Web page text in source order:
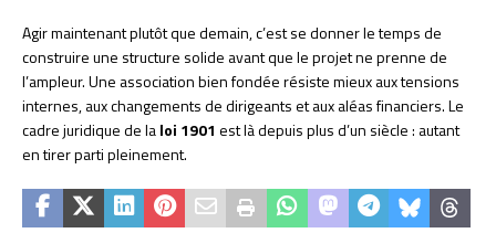
Agir maintenant plutôt que demain, c’est se donner le temps de
construire une structure solide avant que le projet ne prenne de
l’ampleur. Une association bien fondée résiste mieux aux tensions
internes, aux changements de dirigeants et aux aléas financiers. Le
cadre juridique de laloi 1901 est là depuis plus d’un siècle : autant
en tirer parti pleinement.